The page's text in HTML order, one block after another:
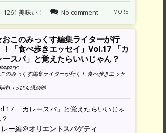
1261 美味い！ No comment MORE
このみっくす編集ライターが行
！「食べ歩きエッセイ」Vol.17 「カ
ースパ」と覚えたらいいじゃん？
のみっくす編集ライターが行く！ 食べ歩きエッセ
味いっぴん倶楽部
「カレースパ」と覚えたらいいじゃ
レー編＠オリエントスパゲティ